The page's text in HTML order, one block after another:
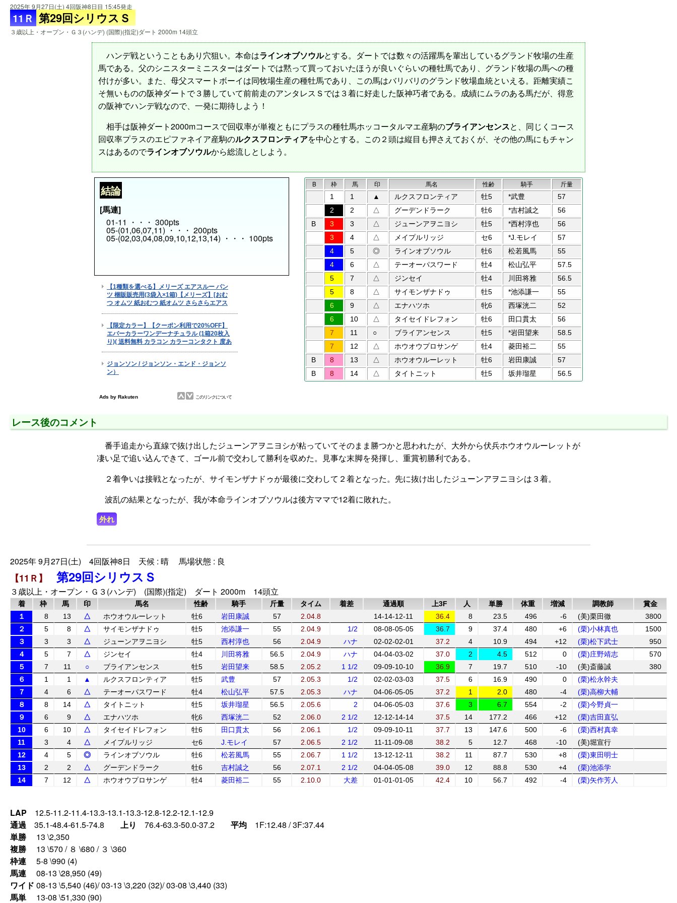
2025年 9月27日(土) 4回阪神8日目 15:45発走
11Ｒ 第29回シリウスＳ
３歳以上・オープン・Ｇ３(ハンデ) (国際)(指定)ダート 2000m 14頭立
ハンデ戦ということもあり穴狙い。本命はラインオブソウルとする。ダートでは数々の活躍馬を輩出しているグランド牧場の生産
馬である。父のシニスターミニスターはダートでは黙って買っておいたほうが良いぐらいの種牡馬であり、グランド牧場の馬への種
付けが多い。また、母父スマートボーイは同牧場生産の種牡馬であり、この馬はバリバリのグランド牧場血統といえる。距離実績こ
そ無いものの阪神ダートで３勝していて前前走のアンタレスＳでは３着に好走した阪神巧者である。成績にムラのある馬だが、得意
の阪神でハンデ戦なので、一発に期待しよう！
相手は阪神ダート2000mコースで回収率が単複ともにプラスの種牡馬ホッコータルマエ産駒のブライアンセンスと、同じくコース
回収率プラスのエピファネイア産駒のルクスフロンティアを中心とする。この２頭は縦目も押さえておくが、その他の馬にもチャン
スはあるのでラインオブソウルから総流しとしよう。
結論
[馬連]
01-11 ・・・ 300pts
05-(01,06,07,11) ・・・ 200pts
05-(02,03,04,08,09,10,12,13,14) ・・・ 100pts
B 枠 馬 印 馬名 性齢 騎手
斤量
1
1 ▲ ルクスフロンティア 牡5 *武豊
57
2
2 △ グーデンドラーク 牡6 *吉村誠之
56
B
3 3 △ ジューンアヲニヨシ 牡5 *西村淳也
56
3
4 △ メイプルリッジ セ6 *J.モレイ
57
4
5 ◎ ラインオブソウル 牡6 松若風馬
55
4
6 △ テーオーパスワード 牡4 松山弘平
57.5
5
7 △ ジンセイ 牡4 川田将雅
56.5
5
8 △ サイモンザナドゥ 牡5 *池添謙一
55
6
9 △ エナハツホ 牝6 西塚洸二
52
6
10 △ タイセイドレフォン 牡6 田口貫太
56
7
11 ○ ブライアンセンス 牡5 *岩田望来
58.5
7
12 △ ホウオウプロサンゲ 牡4 菱田裕二
55
B
8 13 △ ホウオウルーレット 牡6 岩田康誠
57
B
8 14 △ タイトニット 牡5 坂井瑠星 56.5
レース後のコメント
番手追走から直線で抜け出したジューンアヲニヨシが粘っていてそのまま勝つかと思われたが、大外から伏兵ホウオウルーレットが
凄い足で追い込んできて、ゴール前で交わして勝利を収めた。見事な末脚を発揮し、重賞初勝利である。
２着争いは接戦となったが、サイモンザナドゥが最後に交わして２着となった。先に抜け出したジューンアヲニヨシは３着。
波乱の結果となったが、我が本命ラインオブソウルは後方ママで12着に敗れた。
外れ
2025年 9月27日(土) 4回阪神8日 天候 : 晴 馬場状態 : 良
【11Ｒ】 第29回シリウスＳ
３歳以上・オープン・Ｇ３(ハンデ) (国際)(指定) ダート 2000m 14頭立
着 枠 馬 印 馬名 性齢 騎手 斤量 タイム 着差 通過順 上3F 人 単勝 体重 増減 調教師
賞金
１
8 13 △ ホウオウルーレット 牡6 岩田康誠 57 2.04.8 14-14-12-11 36.4 8 23.5 496 -6 (美)栗田徹
3800
２
5 8 △ サイモンザナドゥ 牡5 池添謙一 55 2.04.9 1/2 08-08-05-05 36.7 9 37.4 480 +6 (栗)小林真也
1500
３
3 3 △ ジューンアヲニヨシ 牡5 西村淳也 56 2.04.9 ハナ 02-02-02-01 37.2 4 10.9 494 +12 (栗)松下武士
950
４
5 7 △ ジンセイ 牡4 川田将雅 56.5 2.04.9 ハナ 04-04-03-02 37.0 2 4.5 512 0 (栗)庄野靖志
570
５
7 11 ○ ブライアンセンス 牡5 岩田望来 58.5 2.05.2 1 1/2 09-09-10-10 36.9 7 19.7 510 -10 (美)斎藤誠
380
６
1 1 ▲ ルクスフロンティア 牡5 武豊 57 2.05.3 1/2 02-02-03-03 37.5 6 16.9 490 0
(栗)松永幹夫
７
4 6 △ テーオーパスワード 牡4 松山弘平 57.5 2.05.3 ハナ 04-06-05-05 37.2 1 2.0 480 -4
(栗)高柳大輔
８
8 14 △ タイトニット 牡5 坂井瑠星 56.5 2.05.6 2 04-06-05-03 37.6 3 6.7 554 -2
(栗)今野貞一
９
6 9 △ エナハツホ 牝6 西塚洸二 52 2.06.0 2 1/2 12-12-14-14 37.5 14 177.2 466 +12
(栗)吉田直弘
10
6 10 △ タイセイドレフォン 牡6 田口貫太 56 2.06.1 1/2 09-09-10-11 37.7 13 147.6 500 -6
(栗)西村真幸
11
3 4 △ メイプルリッジ セ6 J.モレイ 57 2.06.5 2 1/2 11-11-09-08 38.2 5 12.7 468 -10
(美)堀宣行
12
4 5 ◎ ラインオブソウル 牡6 松若風馬 55 2.06.7 1 1/2 13-12-12-11 38.2 11 87.7 530 +8
(栗)東田明士
13
2 2 △ グーデンドラーク 牡6 吉村誠之 56 2.07.1 2 1/2 04-04-05-08 39.0 12 88.8 530 +4
(栗)池添学
14
7 12 △ ホウオウプロサンゲ 牡4 菱田裕二 55 2.10.0 大差 01-01-01-05 42.4 10 56.7 492 -4 (栗)矢作芳人
LAP 12.5-11.2-11.4-13.3-13.1-13.3-12.8-12.2-12.1-12.9
通過 35.1-48.4-61.5-74.8 上り 76.4-63.3-50.0-37.2 平均 1F:12.48 / 3F:37.44
単勝
13 \2,350
複勝
13 \570 / ８ \680 / ３ \360
枠連
5-8 \990 (4)
馬連
08-13 \28,950 (49)
ワイド 08-13 \5,540 (46)/ 03-13 \3,220 (32)/ 03-08 \3,440 (33)
馬単
13-08 \51,330 (90)